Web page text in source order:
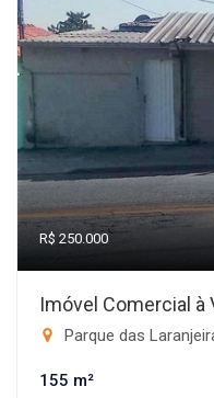
R$ 250.000
Imóvel Comercial à
Parque das
155 m²